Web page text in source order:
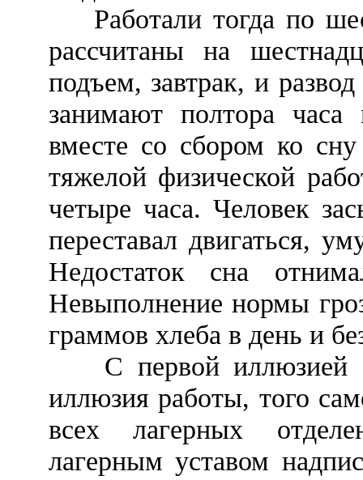
Работали тогда по
рассчитаны на
подъем, завтрак, и
занимают полтора
вместе со сбором ко
тяжелой физической
четыре часа. Человек
переставал двигаться,
Недостаток сна
Невыполнение нормы
граммов хлеба в день и
С первой иллюзией
иллюзия работы, того
всех лагерных
лагерным уставом